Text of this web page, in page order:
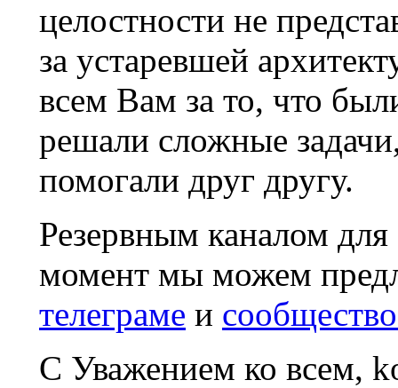
целостности не
за устаревшей
всем Вам за то, что
решали сложные
помогали друг другу.
Резервным каналом
момент мы можем
телеграме и
С Уважением ко всем,